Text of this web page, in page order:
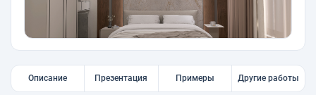
Описание Презентация Примеры Другие работы